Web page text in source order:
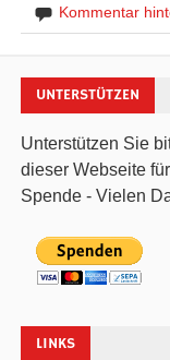
Kommentar
UNTERSTÜTZEN
Unterstützen Sie
dieser Webseite
Spende - Vielen
LINKS